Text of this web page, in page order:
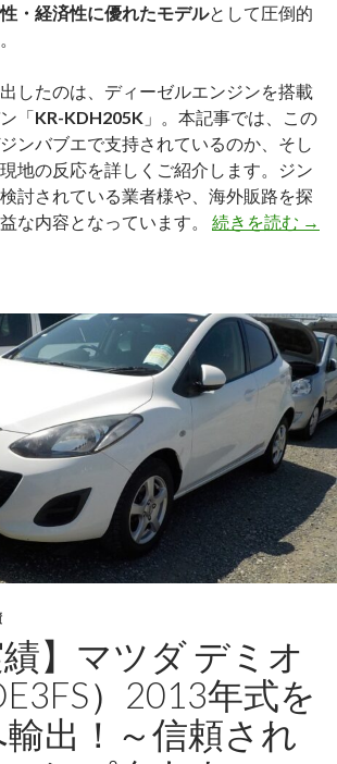
・経済性に優れたモデルとして圧倒的
したのは、ディーゼルエンジンを搭載
「KR-KDH205K 」。本記事では、この
ンバブエで支持されているのか、そし
地の反応を詳しくご紹介します。ジン
討されている業者様や、海外販路を探
な内容となっています。 続きを読む
【輸
ト
ヨ
タ
ハ
イ
エ
ス
バ
ン
（
式
を
→
績】マツダ デミオ
）2013年式を
出！～信頼され